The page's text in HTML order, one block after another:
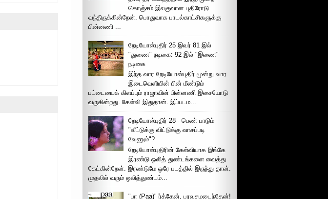
கொஞ்சம் இலகுவான புதிரோடு
வந்திருக்கின்றேன். பொதுவாக பாடல்காட்சிகளுக்கு
பின்னணி ...
றேடியோஸ்புதிர் 25 இவர் 81 இல்
"துணை" நடிகை: 92 இல் "இணை"
நடிகை
இந்த வார றேடியோஸ்புதிர் மூன்று வார
இடைவெளியின் பின் மீண்டும்
பட்டையைக் கிளப்பும் ராஜாவின் பின்னணி இசையோடு
வருகின்றது. கேள்வி இதுதான். இப்படம...
றேடியோஸ்புதிர் 28 - பெண் பாடும்
"வீட்டுக்கு விட்டுக்கு வாசப்படி
வேணும்"?
றேடியோஸ்புதிரின் கேள்வியாக இங்கே
இரண்டு ஒலித் துண்டங்களை வைத்து
கேட்கின்றேன். இரண்டுமே ஒரே படத்தில் இருந்து தான்.
முதலில் வரும் ஒலித்துண்டம்...
"பா (Paa)" ர்த்தேன், பரவசமடைந்தேன்!